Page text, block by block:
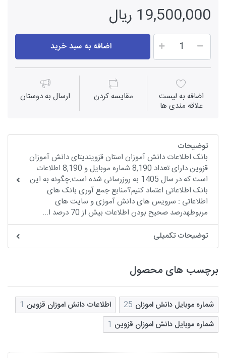
19,500,000 ریال
اضافه به سبد خرید
اضافه به لیست
علاقه مندی ها
مقايسه كردن ارسال به دوستان
توضیحات
بانک اطلاعات دانش آموزان استان قزویندیتای دانش آموزان
قزوین دارای تعداد 8,190 شماره موبایل و 8,190 اطلاعات
است که در سال 1405 به روزرسانی شده است.چگونه به این
بانک اطلاعاتی اعتماد کنیم؟منابع جمع آوری بانک های
اطلاعاتی : سرویس های دانش آموزی و سایت های
مربوطهدرصد صحیح بودن اطلاعات بیش از 70 درصد ا...
توضیحات تکمیلی
برچسب های محصول
شماره موبایل دانش اموزان 25 اطلاعات دانش اموزان قزوین 1
شماره موبایل دانش اموزان قزوین 1